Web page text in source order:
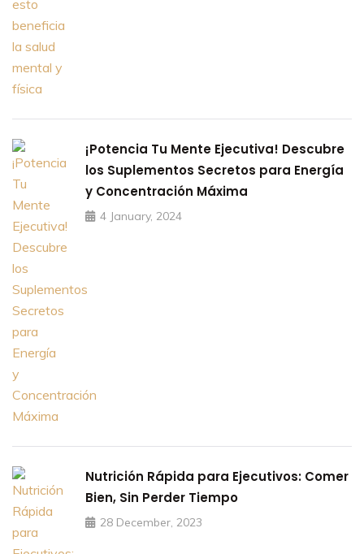
¡Potencia Tu Mente Ejecutiva! Descubre
los Suplementos Secretos para Energía
y Concentración Máxima
4 January, 2024
Nutrición Rápida para Ejecutivos: Comer
Bien, Sin Perder Tiempo
28 December, 2023